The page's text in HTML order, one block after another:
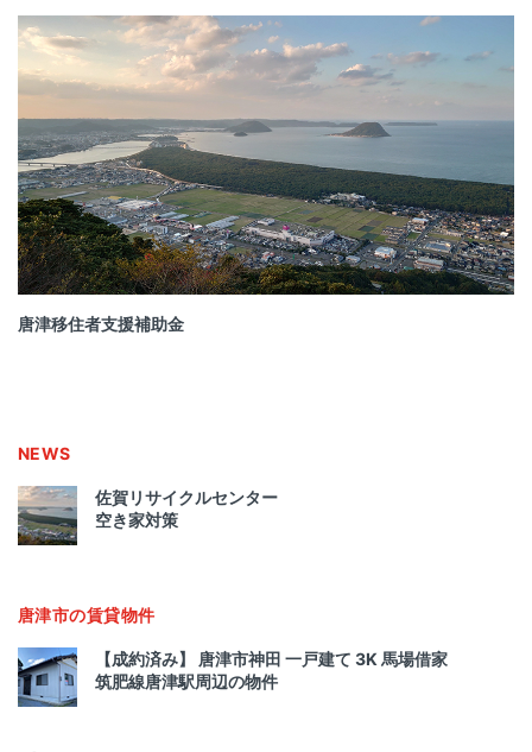
唐津移住者支援補助金
NEWS
佐賀リサイクルセンター
空き家対策
唐津市の賃貸物件
【成約済み】 唐津市神田 一戸建て 3K 馬場借家
筑肥線唐津駅周辺の物件